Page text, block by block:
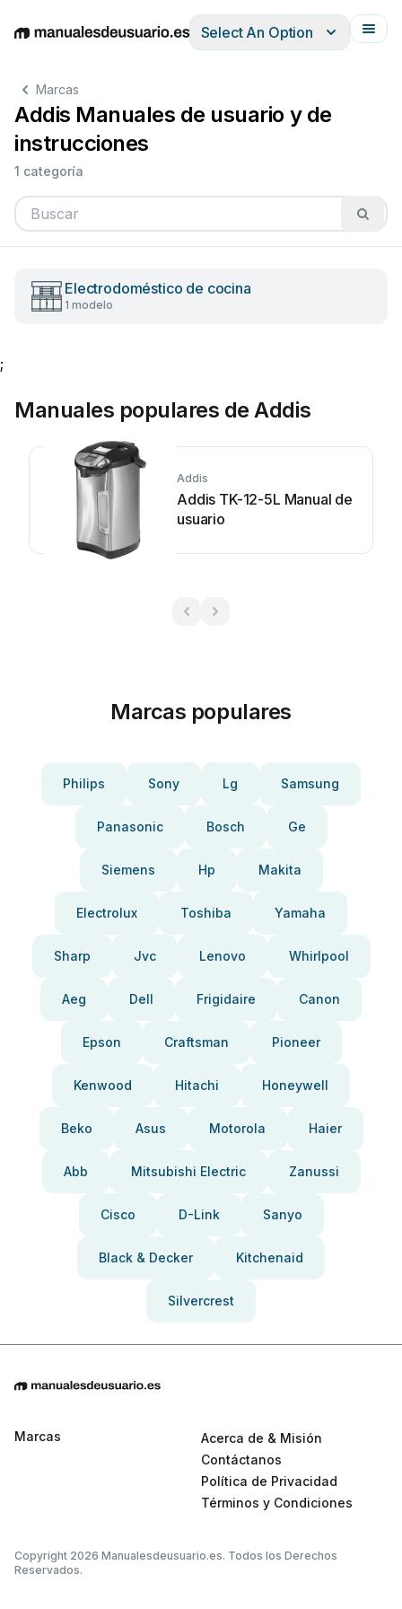
EnglishDeutschEspañolItalianoFrançais
Select An Option
Marcas
Addis Manuales de usuario y de
instrucciones
1 categoría
Electrodoméstico de cocina
1 modelo
;
Manuales populares de Addis
Addis
Addis TK-12-5L Manual de
usuario
Marcas populares
Philips Sony Lg Samsung
Panasonic Bosch Ge
Siemens Hp Makita
Electrolux Toshiba Yamaha
Sharp Jvc Lenovo Whirlpool
Aeg Dell Frigidaire Canon
Epson Craftsman Pioneer
Kenwood Hitachi Honeywell
Beko Asus Motorola Haier
Abb Mitsubishi Electric Zanussi
Cisco D-Link Sanyo
Black & Decker Kitchenaid
Silvercrest
Marcas
Acerca de & Misión
Contáctanos
Política de Privacidad
Términos y Condiciones
Copyright 2026 Manualesdeusuario.es. Todos los Derechos
Reservados.